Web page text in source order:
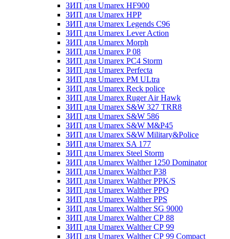
ЗИП для Umarex HF900
ЗИП для Umarex HPP
ЗИП для Umarex Legends C96
ЗИП для Umarex Lever Action
ЗИП для Umarex Morph
ЗИП для Umarex P 08
ЗИП для Umarex PC4 Storm
ЗИП для Umarex Perfecta
ЗИП для Umarex PM ULtra
ЗИП для Umarex Reck police
ЗИП для Umarex Ruger Air Hawk
ЗИП для Umarex S&W 327 TRR8
ЗИП для Umarex S&W 586
ЗИП для Umarex S&W M&P45
ЗИП для Umarex S&W Military&Police
ЗИП для Umarex SA 177
ЗИП для Umarex Steel Storm
ЗИП для Umarex Walther 1250 Dominator
ЗИП для Umarex Walther P38
ЗИП для Umarex Walther PPK/S
ЗИП для Umarex Walther PPQ
ЗИП для Umarex Walther PPS
ЗИП для Umarex Walther SG 9000
ЗИП для Umarex Walther СР 88
ЗИП для Umarex Walther СР 99
ЗИП для Umarex Walther СР 99 Compact